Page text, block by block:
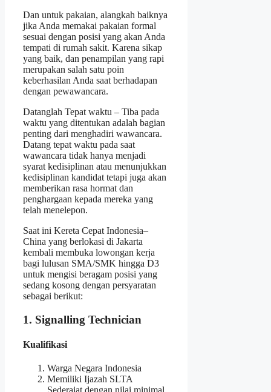
Dan untuk pakaian, alangkah baiknya
jika Anda memakai pakaian formal
sesuai dengan posisi yang akan Anda
tempati di rumah sakit. Karena sikap
yang baik, dan penampilan yang rapi
merupakan salah satu poin
keberhasilan Anda saat berhadapan
dengan pewawancara.
Datanglah Tepat waktu – Tiba pada
waktu yang ditentukan adalah bagian
penting dari menghadiri wawancara.
Datang tepat waktu pada saat
wawancara tidak hanya menjadi
syarat kedisiplinan atau menunjukkan
kedisiplinan kandidat tetapi juga akan
memberikan rasa hormat dan
penghargaan kepada mereka yang
telah menelepon.
Saat ini Kereta Cepat Indonesia–
China yang berlokasi di Jakarta
kembali membuka lowongan kerja
bagi lulusan SMA/SMK hingga D3
untuk mengisi beragam posisi yang
sedang kosong dengan persyaratan
sebagai berikut:
1. Signalling Technician
Kualifikasi
Warga Negara Indonesia
Memiliki Ijazah SLTA